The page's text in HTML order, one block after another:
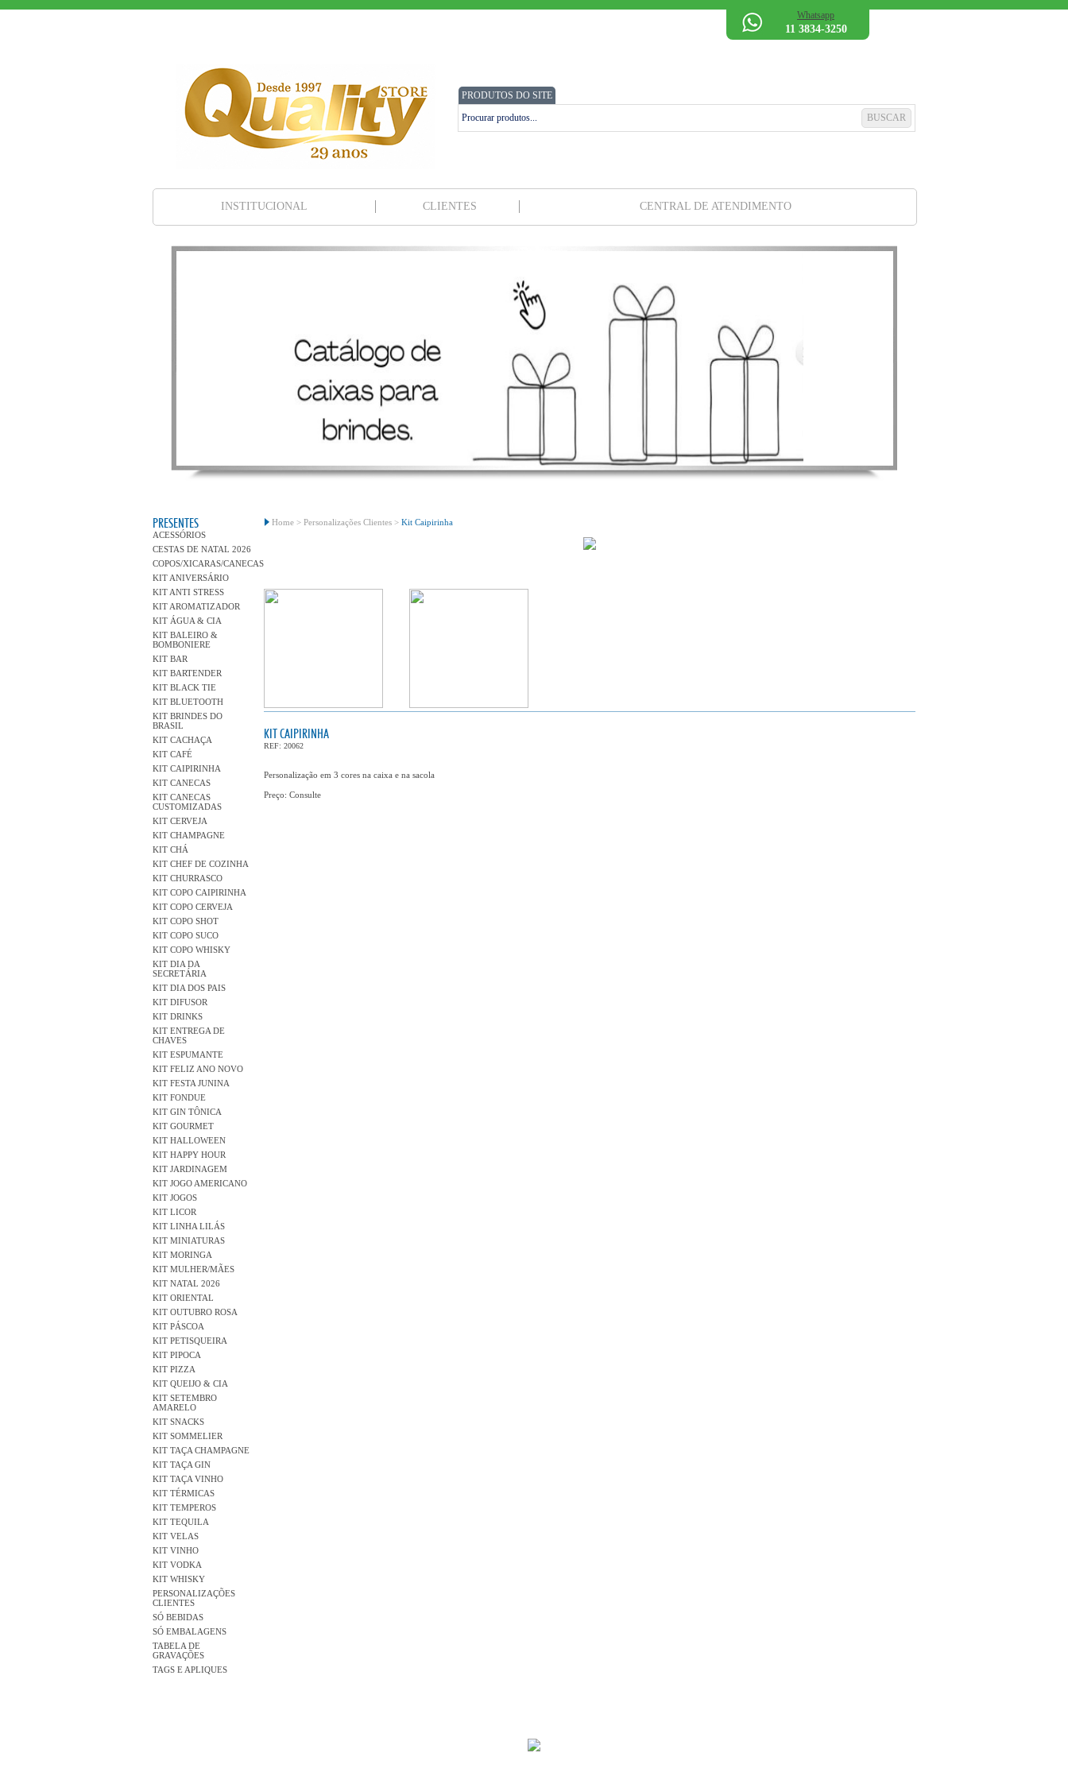
Whatsapp
11 3834-3250
PRODUTOS DO SITE
INSTITUCIONAL CLIENTES CENTRAL DE ATENDIMENTO
Bem Vindo!
PRESENTES
ACESSÓRIOS
CESTAS DE NATAL 2026
COPOS/XICARAS/CANECAS
KIT ANIVERSÁRIO
KIT ANTI STRESS
KIT AROMATIZADOR
KIT ÁGUA & CIA
KIT BALEIRO &
BOMBONIERE
KIT BAR
KIT BARTENDER
KIT BLACK TIE
KIT BLUETOOTH
KIT BRINDES DO
BRASIL
KIT CACHAÇA
KIT CAFÉ
KIT CAIPIRINHA
KIT CANECAS
KIT CANECAS
CUSTOMIZADAS
KIT CERVEJA
KIT CHAMPAGNE
KIT CHÁ
KIT CHEF DE COZINHA
KIT CHURRASCO
KIT COPO CAIPIRINHA
KIT COPO CERVEJA
KIT COPO SHOT
KIT COPO SUCO
KIT COPO WHISKY
KIT DIA DA
SECRETÁRIA
KIT DIA DOS PAIS
KIT DIFUSOR
KIT DRINKS
KIT ENTREGA DE
CHAVES
KIT ESPUMANTE
KIT FELIZ ANO NOVO
KIT FESTA JUNINA
KIT FONDUE
KIT GIN TÔNICA
KIT GOURMET
KIT HALLOWEEN
KIT HAPPY HOUR
KIT JARDINAGEM
KIT JOGO AMERICANO
KIT JOGOS
KIT LICOR
KIT LINHA LILÁS
KIT MINIATURAS
KIT MORINGA
KIT MULHER/MÃES
KIT NATAL 2026
KIT ORIENTAL
KIT OUTUBRO ROSA
KIT PÁSCOA
KIT PETISQUEIRA
KIT PIPOCA
KIT PIZZA
KIT QUEIJO & CIA
KIT SETEMBRO
AMARELO
KIT SNACKS
KIT SOMMELIER
KIT TAÇA CHAMPAGNE
KIT TAÇA GIN
KIT TAÇA VINHO
KIT TÉRMICAS
KIT TEMPEROS
KIT TEQUILA
KIT VELAS
KIT VINHO
KIT VODKA
KIT WHISKY
PERSONALIZAÇÕES
CLIENTES
SÓ BEBIDAS
SÓ EMBALAGENS
TABELA DE
GRAVAÇÕES
TAGS E APLIQUES
Home > Personalizações Clientes > Kit Caipirinha
KIT CAIPIRINHA
REF: 20062
Personalização em 3 cores na caixa e na sacola
Preço: Consulte